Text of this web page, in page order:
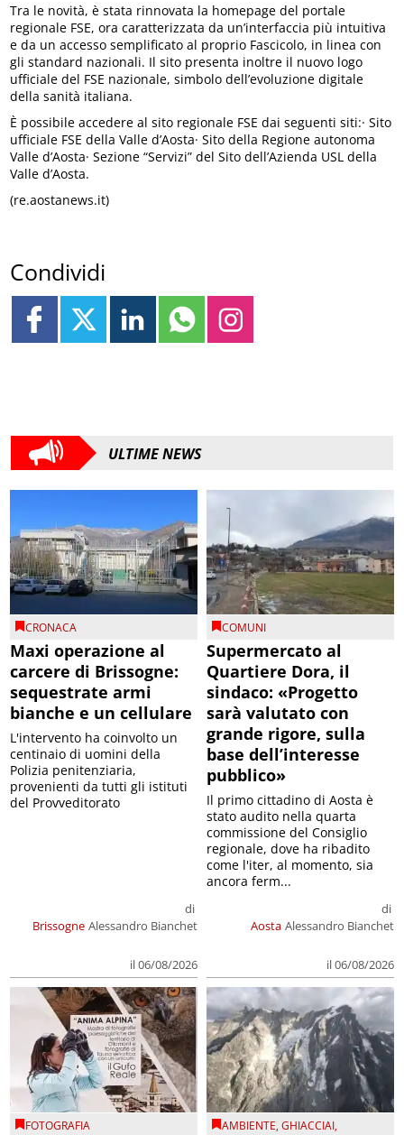
Tra le novità, è stata rinnovata la homepage del portale
regionale FSE, ora caratterizzata da un’interfaccia più intuitiva
e da un accesso semplificato al proprio Fascicolo, in linea con
gli standard nazionali. Il sito presenta inoltre il nuovo logo
ufficiale del FSE nazionale, simbolo dell’evoluzione digitale
della sanità italiana.
È possibile accedere al sito regionale FSE dai seguenti siti:· Sito
ufficiale FSE della Valle d’Aosta· Sito della Regione autonoma
Valle d’Aosta· Sezione “Servizi” del Sito dell’Azienda USL della
Valle d’Aosta.
(re.aostanews.it)
Condividi
ULTIME NEWS
CRONACA
Maxi operazione al
carcere di Brissogne:
sequestrate armi
bianche e un cellulare
Brissogne
di
Alessandro Bianchet
il 06/08/2026
L'intervento ha coinvolto un
centinaio di uomini della
Polizia penitenziaria,
provenienti da tutti gli istituti
del Provveditorato
COMUNI
Supermercato al
Quartiere Dora, il
sindaco: «Progetto
sarà valutato con
grande rigore, sulla
base dell’interesse
pubblico»
Aosta
di
Alessandro Bianchet
il 06/08/2026
Il primo cittadino di Aosta è
stato audito nella quarta
commissione del Consiglio
regionale, dove ha ribadito
come l'iter, al momento, sia
ancora ferm...
FOTOGRAFIA AMBIENTE,GHIACCIAI,